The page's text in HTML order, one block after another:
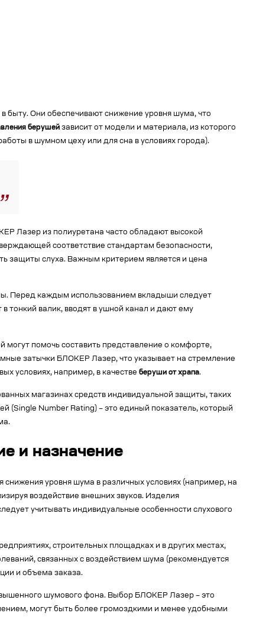
Они обеспечивают снижение уровня шума, что
берушей зависит от модели и материала, из которого
в шумном цеху или для сна в условиях города).
Лазер из полиуретана часто обладают высокой
соответствие стандартам безопасности,
защиты слуха. Важным критерием является и цена
Перед каждым использованием вкладыши следует
тонкий валик, вводят в ушной канал и дают ему
помочь составить представление о комфорте,
затычки БЛОКЕР Лазер, что указывает на стремление
условиях, например, в качестве беруши от храпа.
магазинах средств индивидуальной защиты, таких
Number Rating) – это единый показатель, который
и назначение
уровня шума в различных условиях (например, на
воздействие внешних звуков. Изделия
учитывать индивидуальные особенности слухового
строительных площадках и в других местах,
связанных с воздействием шума (рекомендуется
и объема заказа.
шумового фона. Выбор БЛОКЕР Лазер – это
могут быть более громоздкими и менее удобными